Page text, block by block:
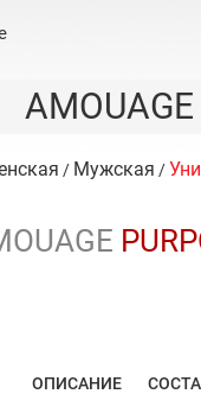
AMOUAGE
/ Мужская /
ОПИСАНИЕ